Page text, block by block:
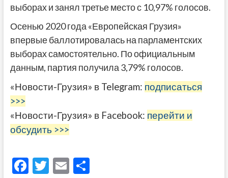
выборах и занял третье место с 10,97% голосов.
Осенью 2020 года «Европейская Грузия»
впервые баллотировалась на парламентских
выборах самостоятельно. По официальным
данным, партия получила 3,79% голосов.
«Новости-Грузия» в Telegram: подписаться
>>>
«Новости-Грузия» в Facebook: перейти и
обсудить >>>
F T E О